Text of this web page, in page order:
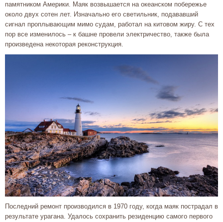
памятником Америки. Маяк возвышается на океанском побережье
около двух сотен лет. Изначально его светильник, подававший
сигнал проплывающим мимо судам, работал на китовом жиру. С тех
пор все изменилось – к башне провели электричество, также была
произведена некоторая реконструкция.
Последний ремонт производился в 1970 году, когда маяк пострадал в
результате урагана. Удалось сохранить резиденцию самого первого